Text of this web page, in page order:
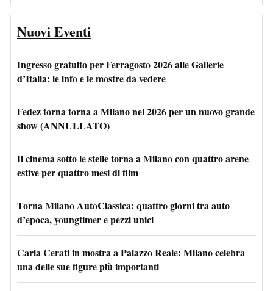
Nuovi Eventi
Ingresso gratuito per Ferragosto 2026 alle Gallerie
d’Italia: le info e le mostre da vedere
Fedez torna torna a Milano nel 2026 per un nuovo grande
show (ANNULLATO)
Il cinema sotto le stelle torna a Milano con quattro arene
estive per quattro mesi di film
Torna Milano AutoClassica: quattro giorni tra auto
d’epoca, youngtimer e pezzi unici
Carla Cerati in mostra a Palazzo Reale: Milano celebra
una delle sue figure più importanti